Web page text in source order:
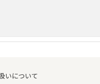
いについて